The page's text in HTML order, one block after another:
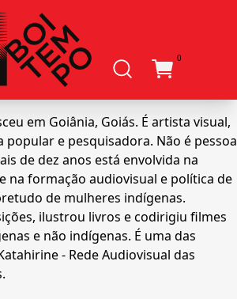
0
em Goiânia, Goiás. É artista visual,
popular e pesquisadora. Não é pessoa
de dez anos está envolvida na
na formação audiovisual e política de
de mulheres indígenas.
ilustrou livros e codirigiu filmes
e não indígenas. É uma das
- Rede Audiovisual das